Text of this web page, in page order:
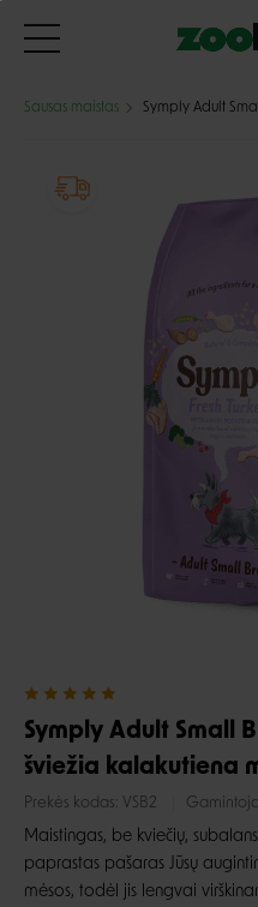
Sausas maistas Symply Adult
Symply Adult Small
šviežia kalakutiena
Prekės kodas: VSB2
Maistingas, be kviečių,
paprastas pašaras Jūsų
mėsos, todėl jis lengvai